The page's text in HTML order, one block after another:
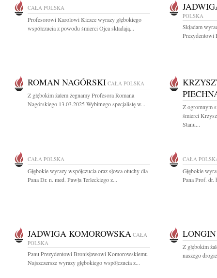
CAŁA POLSKA
Profesorowi Karolowi Kiczce wyrazy głębokiego
współczucia z powodu śmierci Ojca składają...
POLSKA
Składam
Prezydentowi
ROMAN NAGÓRSKI CAŁA POLSKA
Z głębokim żalem żegnamy Profesora Romana
Nagórskiego 13.03.2025 Wybitnego specjalistę w...
Z ogromnym
śmierci
Stanu...
CAŁA POLSKA
Głębokie wyrazy współczucia oraz słowa otuchy dla
Pana Dr. n. med. Pawła Terleckiego z...
CAŁA
Głębokie
Pana Prof. dr.
JADWIGA KOMOROWSKA CAŁA
POLSKA
Panu Prezydentowi Bronisławowi Komorowskiemu
Najszczersze wyrazy głębokiego współczucia z...
Z głębokim
naszego